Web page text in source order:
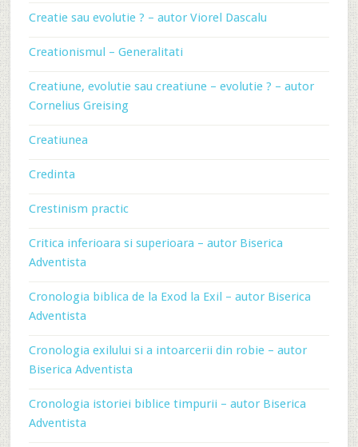
Creatie sau evolutie ? – autor Viorel Dascalu
Creationismul – Generalitati
Creatiune, evolutie sau creatiune – evolutie ? – autor
Cornelius Greising
Creatiunea
Credinta
Crestinism practic
Critica inferioara si superioara – autor Biserica
Adventista
Cronologia biblica de la Exod la Exil – autor Biserica
Adventista
Cronologia exilului si a intoarcerii din robie – autor
Biserica Adventista
Cronologia istoriei biblice timpurii – autor Biserica
Adventista